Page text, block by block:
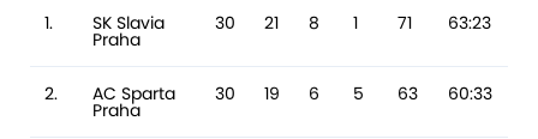
1. SK Slavia
Praha
30 21 8 1 71 63:23
2. AC Sparta
Praha
30 19 6 5 63 60:33